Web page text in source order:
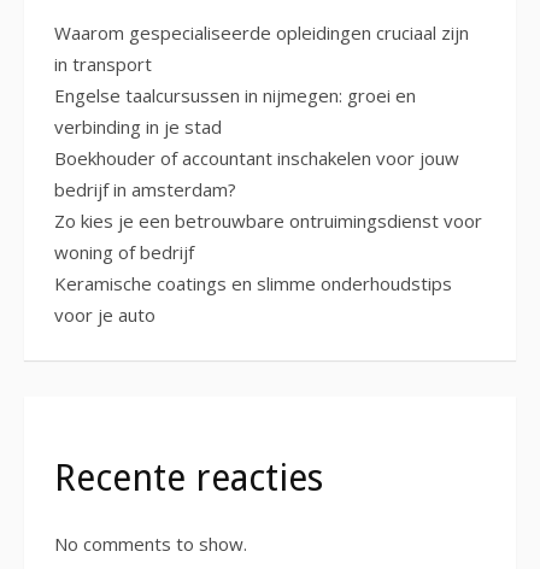
Waarom gespecialiseerde opleidingen cruciaal zijn
in transport
Engelse taalcursussen in nijmegen: groei en
verbinding in je stad
Boekhouder of accountant inschakelen voor jouw
bedrijf in amsterdam?
Zo kies je een betrouwbare ontruimingsdienst voor
woning of bedrijf
Keramische coatings en slimme onderhoudstips
voor je auto
Recente reacties
No comments to show.